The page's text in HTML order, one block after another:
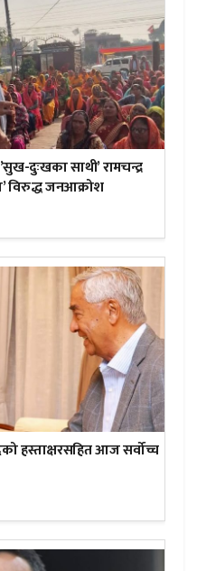
दुःखका साथी’ रामचन्द्र
विरुद्ध जनआक्रोश
हस्ताक्षरसहित आज सर्वोच्च